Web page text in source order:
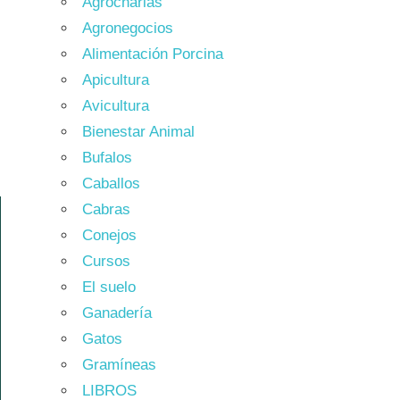
Agronegocios
Alimentación Porcina
Apicultura
Avicultura
Bienestar Animal
Bufalos
Caballos
Cabras
Conejos
Cursos
El suelo
Ganadería
Gatos
Gramíneas
LIBROS